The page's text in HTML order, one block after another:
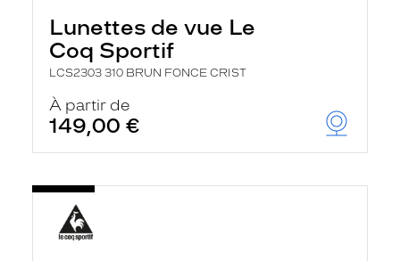
Lunettes de vue Le
Coq Sportif
LCS2303 310 BRUN FONCE CRIST
À partir de
149,00 €